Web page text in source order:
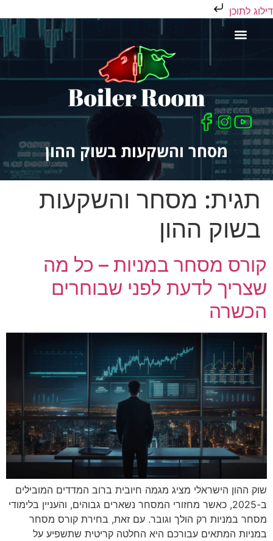
דילוג לתוכן
מסחר והשקעות בשוק ההון
תגית: מסחר והשקעות
בשוק ההון
קורס מסחר במניות – כל מה
שצריך לדעת לפני שבוחרים
הכשרה
שוק ההון הישראלי מציג מגמה חיובית ברוב המדדים המובילים
ב-2025, כאשר מחזורי המסחר נשארים גבוהים, והעניין בלימודי
מסחר במניות רק הולך וגובר. עם זאת, בחירת קורס מסחר
במניות המתאים עבורכם היא החלטה קריטית שתשפיע על